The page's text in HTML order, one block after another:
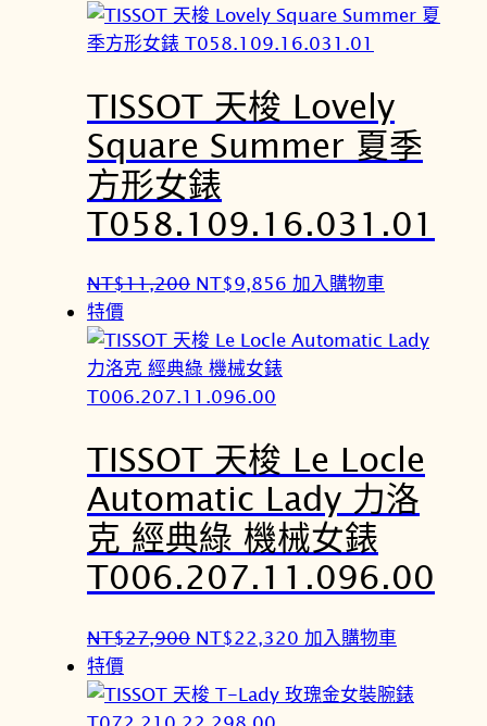
價
格
N
T
$
2
7
,
0
0
。
價
格
N
T
$
4
,
7
。
TISSOT 天梭 Lovely
Square Summer 夏季
方形女錶
T058.109.16.031.01
NT$11,200 原
價
格
：
T
$
1
1
,
2
0
NT$9,856 目
價
T
$
9
,
8
5
。
加入購物車
特價
TISSOT 天梭 Le Locle
Automatic Lady 力洛
克 經典綠 機械女錶
T006.207.11.096.00
NT$27,900 原
價
格
NT$22,320 目
價
加入購物車
特價